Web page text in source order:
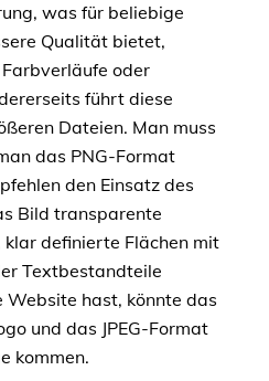
was für beliebige
Qualität bietet,
oder
führt diese
Dateien. Man muss
das PNG-Format
den Einsatz des
Bild transparente
klar definierte Flächen mit
Textbestandteile
Website hast, könnte das
und das JPEG-Format
kommen.